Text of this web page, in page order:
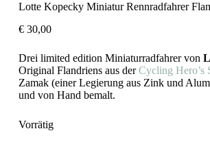
Lotte Kopecky Miniatur Rennradfahrer
€30,00
Drei limited edition Miniaturradfahrer von
Original Flandriens aus derCycling Hero’s
Zamak (einer Legierung aus Zink und
und von Hand bemalt.
Vorrätig